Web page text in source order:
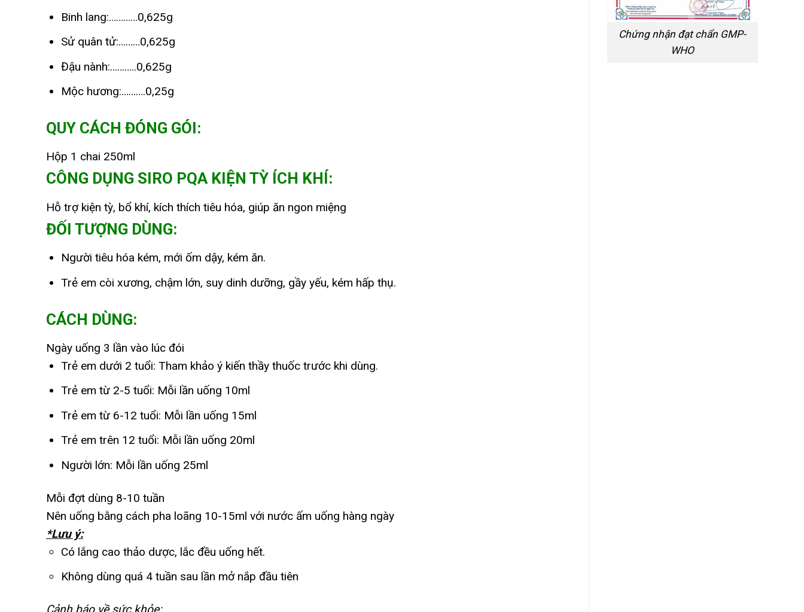
Chứng nhận đạt chẩn GMP-
WHO
Binh lang:…………0,625g
Sử quân tử:………0,625g
Đậu nành:………..0,625g
Mộc hương:……….0,25g
QUY CÁCH ĐÓNG GÓI:
Hộp 1 chai 250ml
CÔNG DỤNG SIRO PQA KIỆN TỲ ÍCH KHÍ:
Hỗ trợ kiện tỳ, bổ khí, kích thích tiêu hóa, giúp ăn ngon miệng
ĐỐI TƯỢNG DÙNG:
Người tiêu hóa kém, mới ốm dậy, kém ăn.
Trẻ em còi xương, chậm lớn, suy dinh dưỡng, gầy yếu, kém hấp thụ.
CÁCH DÙNG:
Ngày uống 3 lần vào lúc đói
Trẻ em dưới 2 tuổi: Tham khảo ý kiến thầy thuốc trước khi dùng.
Trẻ em từ 2-5 tuổi: Mỗi lần uống 10ml
Trẻ em từ 6-12 tuổi: Mỗi lần uống 15ml
Trẻ em trên 12 tuổi: Mỗi lần uống 20ml
Người lớn: Mỗi lần uống 25ml
Mỗi đợt dùng 8-10 tuần
Nên uống bằng cách pha loãng 10-15ml với nước ấm uống hàng ngày
*Lưu ý:
Có lắng cao thảo dược, lắc đều uống hết.
Không dùng quá 4 tuần sau lần mở nắp đầu tiên